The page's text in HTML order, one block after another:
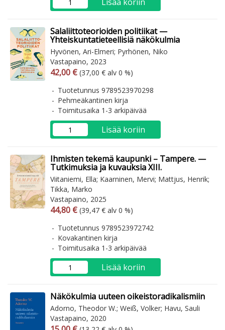
Salaliittoteorioiden politiikat —
Yhteiskuntatieteellisiä näkökulmia
Hyvönen, Ari-Elmeri; Pyrhönen, Niko
Vastapaino, 2023
Arvonlisäverollinen hinta
42,00 € Arvonlisäveroton hinta
(37,00 € alv 0 %)
Tuotetunnus 9789523970298
Pehmeäkantinen kirja
Toimitusaika 1-3 arkipäivää
Lisää koriin
Ihmisten tekemä kaupunki – Tampere. —
Tutkimuksia ja kuvauksia XIII.
Viitaniemi, Ella; Kaarninen, Mervi; Mattjus, Henrik;
Tikka, Marko
Vastapaino, 2025
Arvonlisäverollinen hinta
44,80 € Arvonlisäveroton hinta
(39,47 € alv 0 %)
Tuotetunnus 9789523972742
Kovakantinen kirja
Toimitusaika 1-3 arkipäivää
Lisää koriin
Näkökulmia uuteen oikeistoradikalismiin
Adorno, Theodor W.; Weiß, Volker; Havu, Sauli
Vastapaino, 2020
Arvonlisäverollinen hinta
Arvonlisäveroton hinta